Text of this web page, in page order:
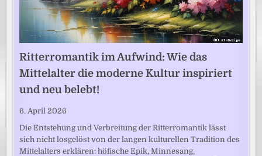
Ritterromantik im Aufwind: Wie das
Mittelalter die moderne Kultur inspiriert
und neu belebt!
6. April 2026
Die Entstehung und Verbreitung der Ritterromantik lässt
sich nicht losgelöst von der langen kulturellen Tradition des
Mittelalters erklären: höfische Epik, Minnesang,